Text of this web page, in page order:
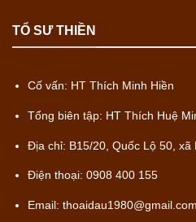
TỔ SƯ THIỀN
Cố vấn: HT Thích Minh Hiền
Tổng biên tập: HT Thích Huệ
Địa chỉ: B15/20, Quốc Lộ 50, xã
Điện thoại: 0908 400 155
Email: thoaidau1980@gmail.com